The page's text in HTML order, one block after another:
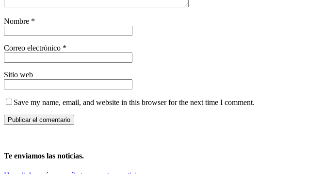
Nombre *
Correo electrónico *
Sitio web
Save my name, email, and website in this browser for the next time I comment.
Te enviamos las noticias.